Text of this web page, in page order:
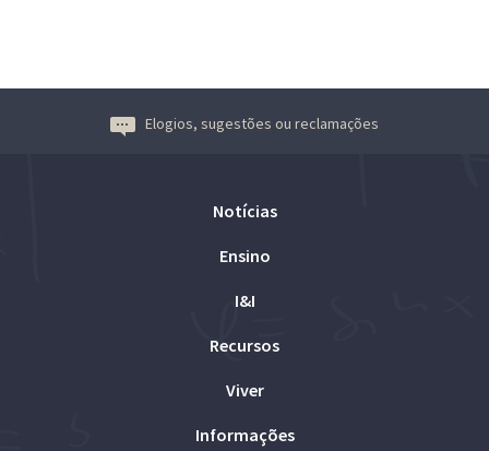
Elogios, sugestões ou reclamações
Notícias
Ensino
I&I
Recursos
Viver
Informações